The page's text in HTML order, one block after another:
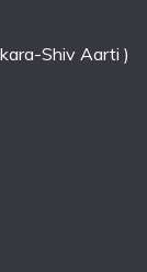
Shiv Aarti )